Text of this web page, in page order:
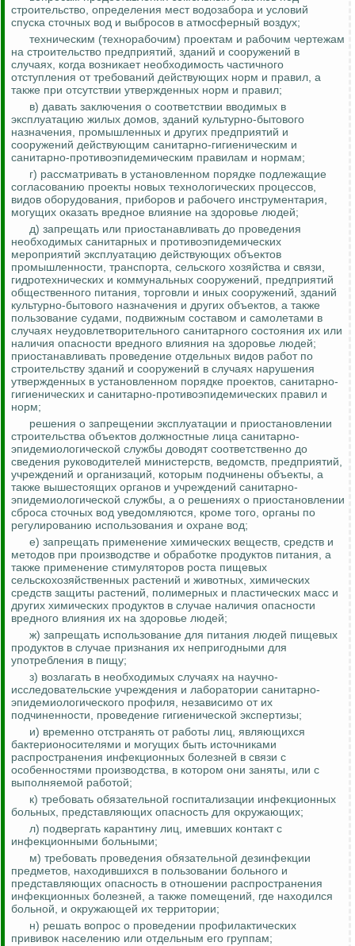
строительство, определения мест водозабора и условий
спуска сточных вод и выбросов в атмосферный воздух;
техническим (технорабочим) проектам и рабочим чертежам
на строительство предприятий, зданий и сооружений в
случаях, когда возникает необходимость частичного
отступления от требований действующих норм и правил, а
также при отсутствии утвержденных норм и правил;
в) давать заключения о соответствии вводимых в
эксплуатацию жилых домов, зданий культурно-бытового
назначения, промышленных и других предприятий и
сооружений действующим санитарно-гигиеническим и
санитарно-противоэпидемическим правилам и нормам;
г) рассматривать в установленном порядке подлежащие
согласованию проекты новых технологических процессов,
видов оборудования, приборов и рабочего инструментария,
могущих оказать вредное влияние на здоровье людей;
д) запрещать или приостанавливать до проведения
необходимых санитарных и противоэпидемических
мероприятий эксплуатацию действующих объектов
промышленности, транспорта, сельского хозяйства и связи,
гидротехнических и коммунальных сооружений, предприятий
общественного питания, торговли и иных сооружений, зданий
культурно-бытового назначения и других объектов, а также
пользование судами, подвижным составом и самолетами в
случаях неудовлетворительного санитарного состояния их или
наличия опасности вредного влияния на здоровье людей;
приостанавливать проведение отдельных видов работ по
строительству зданий и сооружений в случаях нарушения
утвержденных в установленном порядке проектов, санитарно-
гигиенических и санитарно-противоэпидемических правил и
норм;
решения о запрещении эксплуатации и приостановлении
строительства объектов должностные лица санитарно-
эпидемиологической службы доводят соответственно до
сведения руководителей министерств, ведомств, предприятий,
учреждений и организаций, которым подчинены объекты, а
также вышестоящих органов и учреждений санитарно-
эпидемиологической службы, а о решениях о приостановлении
сброса сточных вод уведомляются, кроме того, органы по
регулированию использования и охране вод;
е) запрещать применение химических веществ, средств и
методов при производстве и обработке продуктов питания, а
также применение стимуляторов роста пищевых
сельскохозяйственных растений и животных, химических
средств защиты растений, полимерных и пластических масс и
других химических продуктов в случае наличия опасности
вредного влияния их на здоровье людей;
ж) запрещать использование для питания людей пищевых
продуктов в случае признания их непригодными для
употребления в пищу;
з) возлагать в необходимых случаях на научно-
исследовательские учреждения и лаборатории санитарно-
эпидемиологического профиля, независимо от их
подчиненности, проведение гигиенической экспертизы;
и) временно отстранять от работы лиц, являющихся
бактерионосителями и могущих быть источниками
распространения инфекционных болезней в связи с
особенностями производства, в котором они заняты, или с
выполняемой работой;
к) требовать обязательной госпитализации инфекционных
больных, представляющих опасность для окружающих;
л) подвергать карантину лиц, имевших контакт с
инфекционными больными;
м) требовать проведения обязательной дезинфекции
предметов, находившихся в пользовании больного и
представляющих опасность в отношении распространения
инфекционных болезней, а также помещений, где находился
больной, и окружающей их территории;
н) решать вопрос о проведении профилактических
прививок населению или отдельным его группам;